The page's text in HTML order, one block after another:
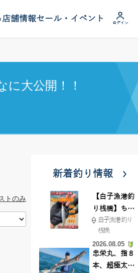
店舗情報セール・イベント ログイン
大公開！！
トのみ
新着釣り情報
【白子漁港釣
り桟橋】ちょ
い投げ釣りが
絶好調!キスや
ハゼが簡単に
釣れますよ💛
白子漁港 釣り
桟橋
2026.08.05
忠栄丸、指８
本、超極太ド